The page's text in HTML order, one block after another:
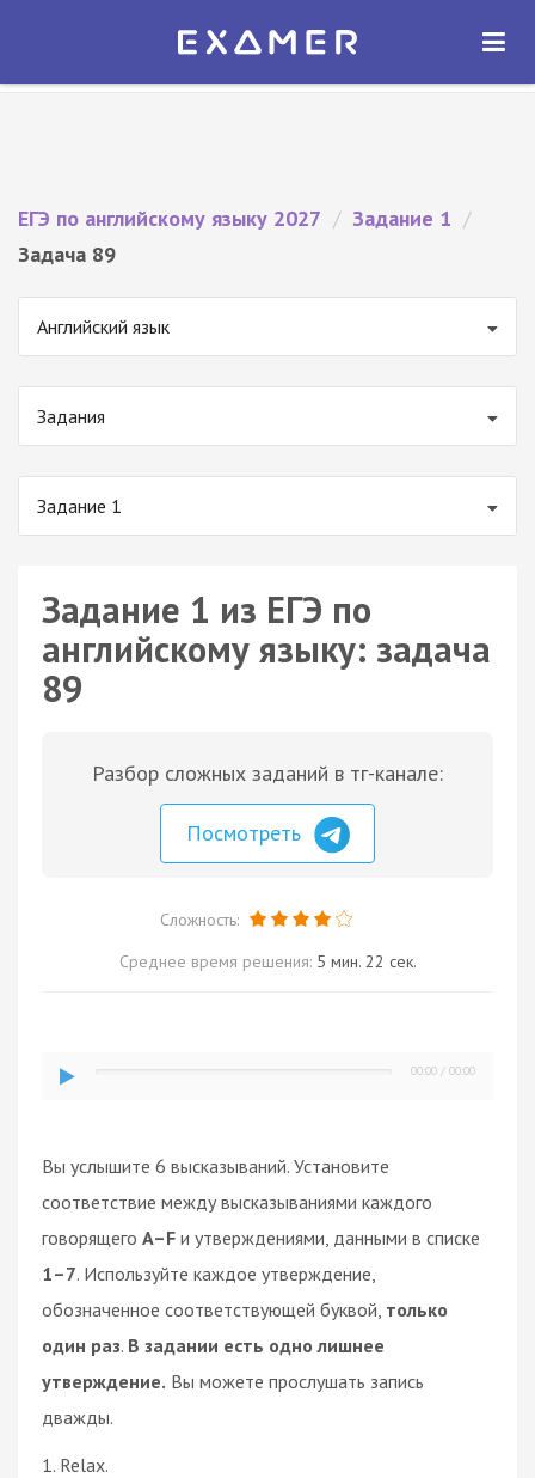
Экзамер — ЕГЭ 2027
ОТКРЫТЬ
ЕГЭ по английскому языку 2027 / Задание 1 /
Задача 89
Английский язык
Задания
Задание 1
Задание 1 из ЕГЭ по
английскому языку: задача
89
Разбор сложных заданий в тг-канале:
Посмотреть
Сложность:
Среднее время решения: 5 мин. 22 сек.
00:00 / 00:00
Вы услышите 6 высказываний. Установите
соответствие между высказываниями каждого
говорящего A–F и утверждениями, данными в списке
1–7. Используйте каждое утверждение,
обозначенное соответствующей буквой, только
один раз. В задании есть одно лишнее
утверждение. Вы можете прослушать запись
дважды.
1. Relax.